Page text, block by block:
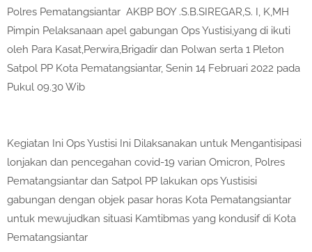
Polres Pematangsiantar AKBP BOY .S.B.SIREGAR,S. I, K,MH
Pimpin Pelaksanaan apel gabungan Ops Yustisi,yang di ikuti
oleh Para Kasat,Perwira,Brigadir dan Polwan serta 1 Pleton
Satpol PP Kota Pematangsiantar, Senin 14 Februari 2022 pada
Pukul 09.30 Wib
Kegiatan Ini Ops Yustisi Ini Dilaksanakan untuk Mengantisipasi
lonjakan dan pencegahan covid-19 varian Omicron, Polres
Pematangsiantar dan Satpol PP lakukan ops Yustisisi
gabungan dengan objek pasar horas Kota Pematangsiantar
untuk mewujudkan situasi Kamtibmas yang kondusif di Kota
Pematangsiantar